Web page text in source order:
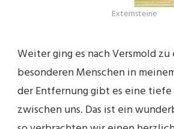
Externsteine
Weiter ging es nach Versmold zu
besonderen Menschen in
der Entfernung gibt es eine
zwischen uns. Das ist ein